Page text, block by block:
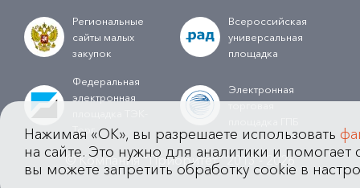
Региональные
сайты малых
закупок
Всероссийская
универсальная
площадка
Федеральная
электронная
Торг
Электронная
торговая
© Компания "Приоритет" 2013 - 2026
Нажимая «OK», вы разрешаете использовать
на сайте. Это нужно для аналитики и помогает
вы можете запретить обработку cookie в